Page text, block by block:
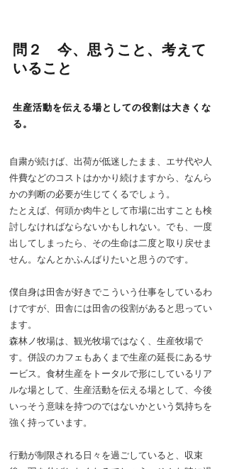
問２ 今、思うこと、考えて
いること
生産活動を伝える場としての役割は大きくな
る。
自粛が続けば、出荷が低迷したまま、エサ代や人
件費などのコストはかかり続けますから、なんら
かの判断の必要が生じてくるでしょう。
たとえば、何頭か肉牛として市場に出すことも検
討しなければならないかもしれない。でも、一度
出してしまったら、その生命は二度と取り戻せま
せん。なんとかふんばりたいと思うのです。
僕自身は田舎が好きでこういう仕事をしているわ
けですが、田舎には田舎の役割があると思ってい
ます。
森林ノ牧場は、観光牧場ではなく、生産牧場で
す。併設のカフェもあくまで生産の延長にあるサ
ービス。食材生産をトータルで形にしているリア
ルな場として、生産活動を伝える場として、今後
いっそう意味を持つのではないかという気持ちを
強く持っています。
行動が制限される日々を過ごしていると、収束